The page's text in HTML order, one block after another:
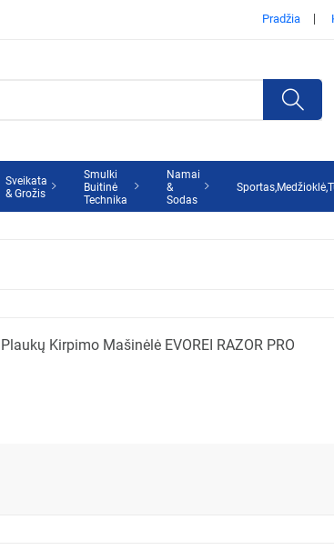
Pradžia
Sveikata
& Grožis
Smulki
Buitinė
Technika
Namai
&
Sodas
Plaukų Kirpimo Mašinėlė EVOREI RAZOR PRO